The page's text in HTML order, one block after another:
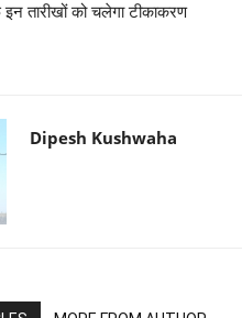
तारीखों को चलेगा टीकाकरण
Dipesh Kushwaha